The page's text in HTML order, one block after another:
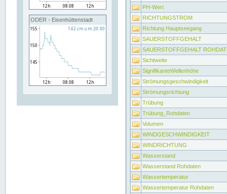
ODER - Eisenhüttenstadt
PH-Wert
RICHTUNGSTROM
Richtung Hauptseegang
SAUERSTOFFGEHALT
SAUERSTOFFGEHALT
Sichtweite
SignifikanteWellenhöhe
Strömungsgeschwindigkeit
Strömungsrichtung
Trübung
Trübung_Rohdaten
Volumen
WINDGESCHWINDIGKEIT
WINDRICHTUNG
Wasserstand
Wasserstand Rohdaten
Wassertemperatur
Wassertemperatur Rohdaten